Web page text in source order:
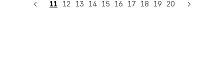
11 12 13 14 15 16 17 18 19 20